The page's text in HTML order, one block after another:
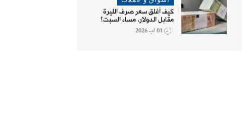
كيف أغلق سعر صرف الليرة
مقابل الدولار، مساء السبت؟
01 آب 2026